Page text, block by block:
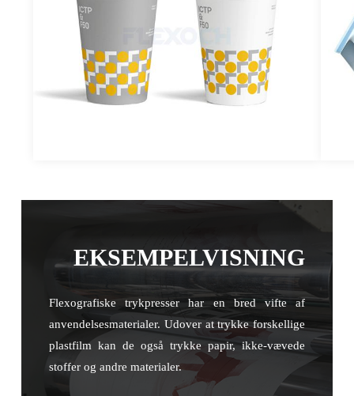
EKSEMPELVISNING
Flexografiske trykpresser har en bred vifte af
anvendelsesmaterialer. Udover at trykke forskellige
plastfilm kan de også trykke papir, ikke-vævede
stoffer og andre materialer.